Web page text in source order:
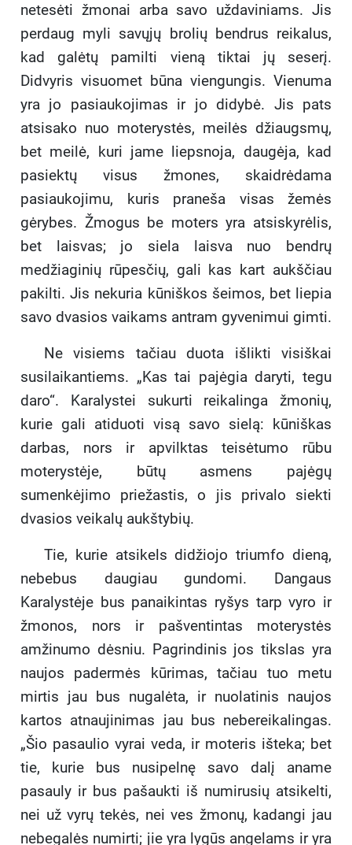
netesėti žmonai arba savo uždaviniams. Jis
perdaug myli savųjų brolių bendrus reikalus,
kad galėtų pamilti vieną tiktai jų seserį.
Didvyris visuomet būna viengungis. Vienuma
yra jo pasiaukojimas ir jo didybė. Jis pats
atsisako nuo moterystės, meilės džiaugsmų,
bet meilė, kuri jame liepsnoja, daugėja, kad
pasiektų visus žmones, skaidrėdama
pasiaukojimu, kuris praneša visas žemės
gėrybes. Žmogus be moters yra atsiskyrėlis,
bet laisvas; jo siela laisva nuo bendrų
medžiaginių rūpesčių, gali kas kart aukščiau
pakilti. Jis nekuria kūniškos šeimos, bet liepia
savo dvasios vaikams antram gyvenimui gimti.
Ne visiems tačiau duota išlikti visiškai
susilaikantiems. „Kas tai pajėgia daryti, tegu
daro“. Karalystei sukurti reikalinga žmonių,
kurie gali atiduoti visą savo sielą: kūniškas
darbas, nors ir apvilktas teisėtumo rūbu
moterystėje, būtų asmens pajėgų
sumenkėjimo priežastis, o jis privalo siekti
dvasios veikalų aukštybių.
Tie, kurie atsikels didžiojo triumfo dieną,
nebebus daugiau gundomi. Dangaus
Karalystėje bus panaikintas ryšys tarp vyro ir
žmonos, nors ir pašventintas moterystės
amžinumo dėsniu. Pagrindinis jos tikslas yra
naujos padermės kūrimas, tačiau tuo metu
mirtis jau bus nugalėta, ir nuolatinis naujos
kartos atnaujinimas jau bus nebereikalingas.
„Šio pasaulio vyrai veda, ir moteris išteka; bet
tie, kurie bus nusipelnę savo dalį aname
pasauly ir bus pašaukti iš numirusių atsikelti,
nei už vyrų tekės, nei ves žmonų, kadangi jau
nebegalės numirti; jie yra lygūs angelams ir yra